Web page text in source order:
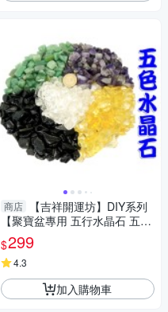
商店
【吉祥開運坊】DIY系列
【聚寶盆專用 五行水晶石 五色
石 大顆 每包100公克 共500公
克】已淨化
$299
4.3
加入購物車